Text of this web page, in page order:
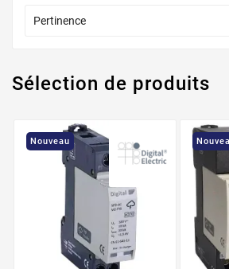
Pertinence
Sélection de produits
Nouveau